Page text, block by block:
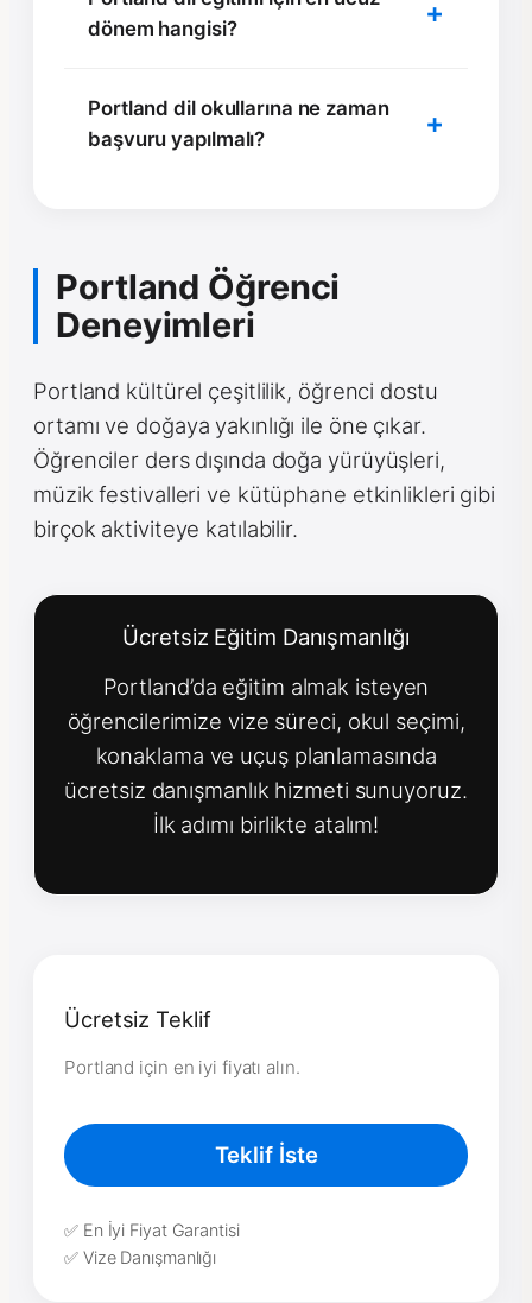
dönem hangisi?
Portland dil okullarına ne zaman
başvuru yapılmalı?
Portland Öğrenci
Deneyimleri
Portland kültürel çeşitlilik, öğrenci dostu
ortamı ve doğaya yakınlığı ile öne çıkar.
Öğrenciler ders dışında doğa yürüyüşleri,
müzik festivalleri ve kütüphane etkinlikleri gibi
birçok aktiviteye katılabilir.
Ücretsiz Eğitim Danışmanlığı
Portland’da eğitim almak isteyen
öğrencilerimize vize süreci, okul seçimi,
konaklama ve uçuş planlamasında
ücretsiz danışmanlık hizmeti sunuyoruz.
İlk adımı birlikte atalım!
Ücretsiz Teklif
Portland için en iyi fiyatı alın.
Teklif İste
✅ En İyi Fiyat Garantisi
✅ Vize Danışmanlığı